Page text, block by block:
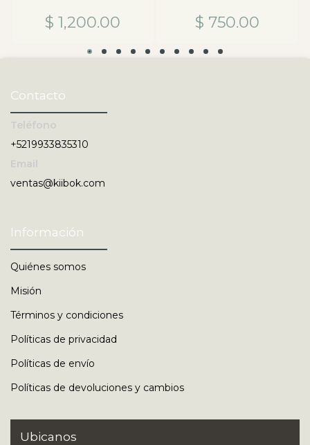
$ 1,200.00 $ 750.00
Contacto
+5219933835310
ventas@kiibok.com
Información
Quiénes somos
Misión
Términos y condiciones
Políticas de privacidad
Políticas de envío
Políticas de devoluciones y cambios
Ubicanos